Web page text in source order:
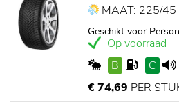
MAAT: 225/45
Geschikt voor
Op voorraad
B
C
€ 74,69 PER